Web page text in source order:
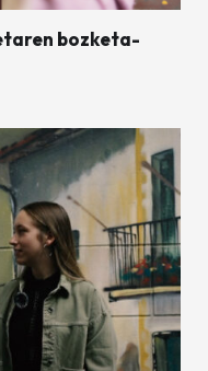
bozketa-